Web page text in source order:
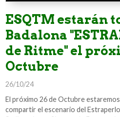
ESQTM estarán
Badalona
de Ritme" el
Octubre
26/10/24
El próximo 26 de Octubre
compartir el escenario del